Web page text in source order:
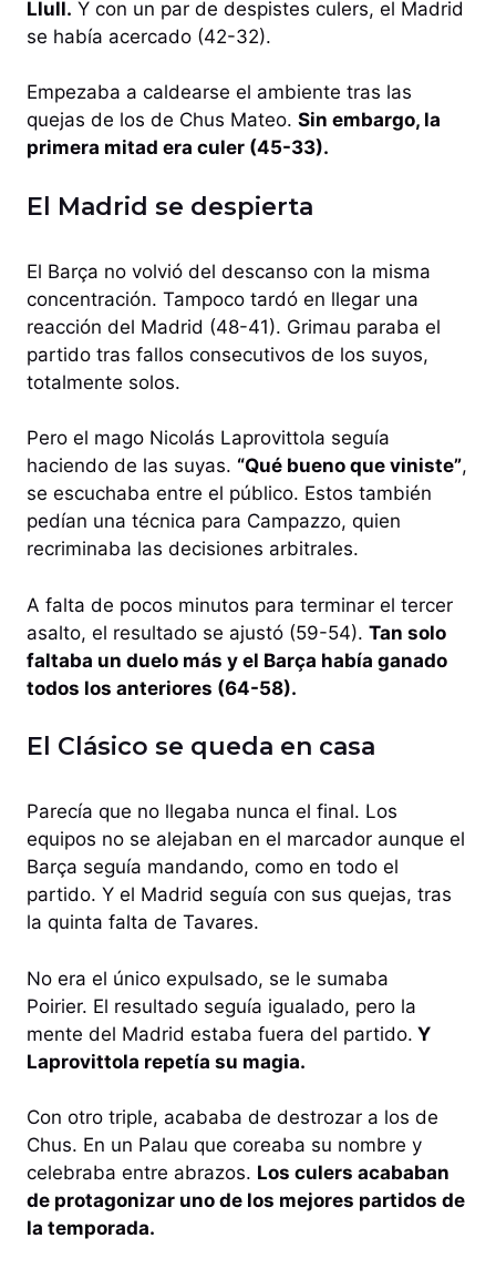
Llull. Y con un par de despistes culers, el Madrid
se había acercado (42-32).
Empezaba a caldearse el ambiente tras las
quejas de los de Chus Mateo. Sin embargo, la
primera mitad era culer (45-33).
El Madrid se despierta
El Barça no volvió del descanso con la misma
concentración. Tampoco tardó en llegar una
reacción del Madrid (48-41). Grimau paraba el
partido tras fallos consecutivos de los suyos,
totalmente solos.
Pero el mago Nicolás Laprovittola seguía
haciendo de las suyas. “Qué bueno que viniste”,
se escuchaba entre el público. Estos también
pedían una técnica para Campazzo, quien
recriminaba las decisiones arbitrales.
A falta de pocos minutos para terminar el tercer
asalto, el resultado se ajustó (59-54). Tan solo
faltaba un duelo más y el Barça había ganado
todos los anteriores (64-58).
El Clásico se queda en casa
Parecía que no llegaba nunca el final. Los
equipos no se alejaban en el marcador aunque el
Barça seguía mandando, como en todo el
partido. Y el Madrid seguía con sus quejas, tras
la quinta falta de Tavares.
No era el único expulsado, se le sumaba
Poirier. El resultado seguía igualado, pero la
mente del Madrid estaba fuera del partido. Y
Laprovittola repetía su magia.
Con otro triple, acababa de destrozar a los de
Chus. En un Palau que coreaba su nombre y
celebraba entre abrazos. Los culers acababan
de protagonizar uno de los mejores partidos de
la temporada.